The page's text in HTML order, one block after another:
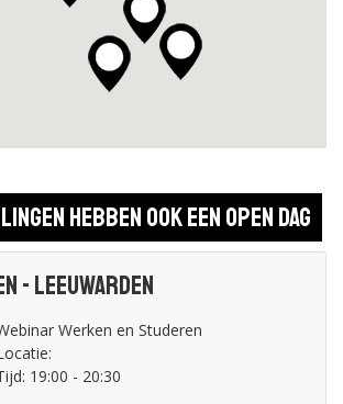
hebben ook een open dag
- Leeuwarden
Werken en Studeren
19:00 - 20:30